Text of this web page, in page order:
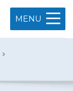
MENU